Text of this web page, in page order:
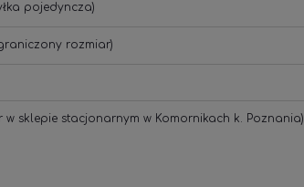
pojedyncza)
rozmiar)
w sklepie stacjonarnym w Komornikach k. Poznania)